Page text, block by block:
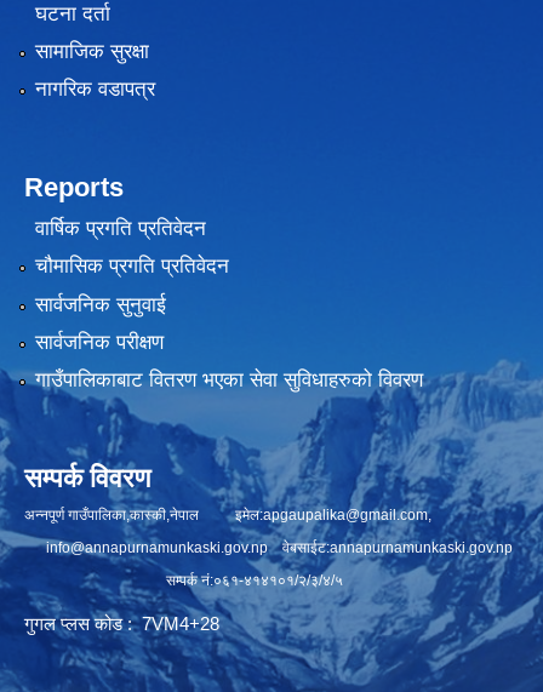
घटना दर्ता
सामाजिक सुरक्षा
नागरिक वडापत्र
Reports
वार्षिक प्रगति प्रतिवेदन
चौमासिक प्रगति प्रतिवेदन
सार्वजनिक सुनुवाई
सार्वजनिक परीक्षण
गाउँपालिकाबाट वितरण भएका सेवा सुविधाहरुको विवरण
सम्पर्क विवरण
अन्नपूर्ण गाउँपालिका,कास्की,नेपाल इमेल:apgaupalika@gmail.com,
info@annapurnamunkaski.gov.npवेबसाईट:annapurnamunkaski.gov.np
सम्पर्क नं:०६१-४१४१०१/२/३/४/५
गुगल प्लस कोड : 7VM4+28